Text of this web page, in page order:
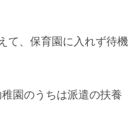
て、保育園に入れず待機
園のうちは派遣の扶養